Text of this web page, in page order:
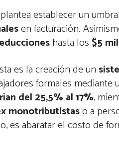
establecer un
en facturación.
hasta los $5
es la creación de un
formales mediante
del 25,5% al 17%,
monotributistaso a
es abaratar el costo de